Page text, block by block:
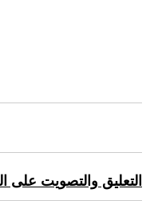
التعليق والتصويت على